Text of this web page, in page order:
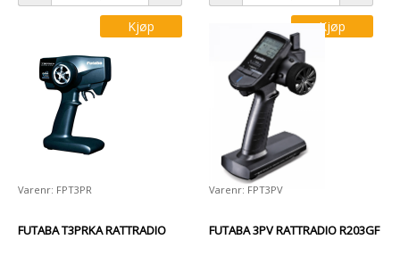
Kjøp Kjøp
Varenr: FPT3PR
FUTABA T3PRKA RATTRADIO
Varenr: FPT3PV
FUTABA 3PV RATTRADIO R203GF